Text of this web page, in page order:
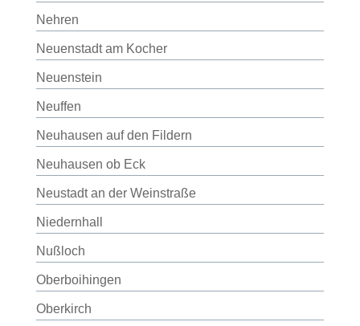
Nehren
Neuenstadt am Kocher
Neuenstein
Neuffen
Neuhausen auf den Fildern
Neuhausen ob Eck
Neustadt an der Weinstraße
Niedernhall
Nußloch
Oberboihingen
Oberkirch